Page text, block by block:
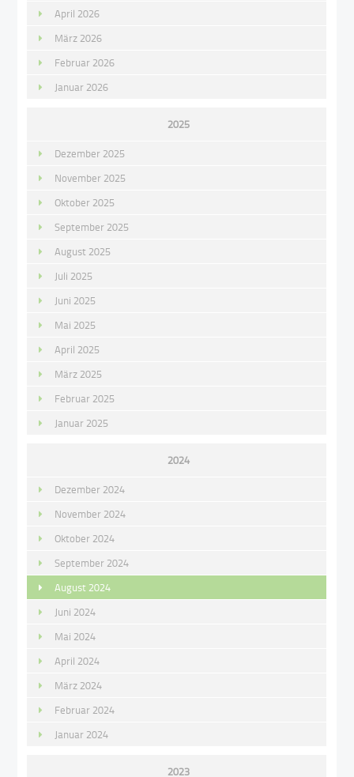
April 2026
März 2026
Februar 2026
Januar 2026
2025
Dezember 2025
November 2025
Oktober 2025
September 2025
August 2025
Juli 2025
Juni 2025
Mai 2025
April 2025
März 2025
Februar 2025
Januar 2025
2024
Dezember 2024
November 2024
Oktober 2024
September 2024
August 2024
Juni 2024
Mai 2024
April 2024
März 2024
Februar 2024
Januar 2024
2023